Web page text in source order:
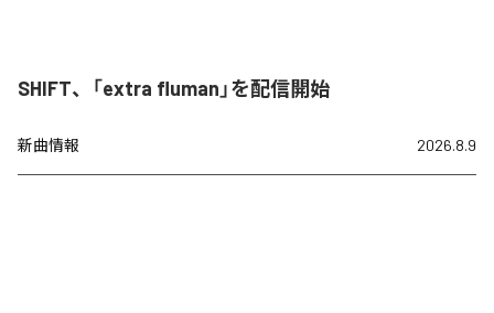
SHIFT、「extra fluman」を配信開始
新曲情報 2026.8.9